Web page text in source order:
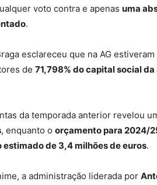
voto contra e apenas uma
.
esclareceu que na AG
de 71,798% do capital social
da temporada anterior revelou
, enquanto o orçamento para 2024/
estimado de 3,4 milhões de euros.
a administração liderada por